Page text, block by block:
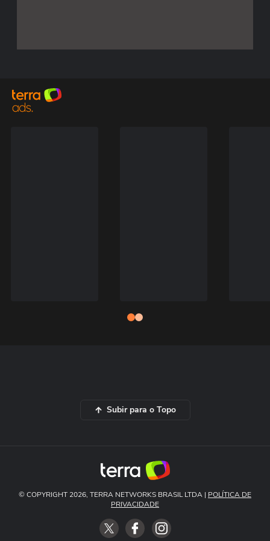
Subir para o Topo
© COPYRIGHT 2026, TERRA NETWORKS BRASIL LTDA | POLÍTICA DE
PRIVACIDADE